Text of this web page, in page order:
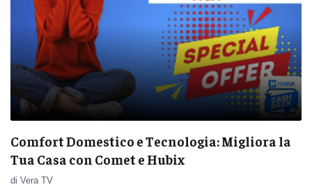
Comfort Domestico e Tecnologia: Migliora la
Tua Casa con Comet e Hubix
di Vera TV